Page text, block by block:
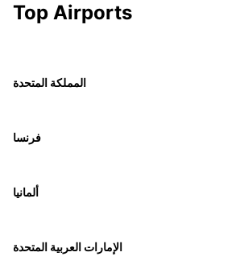
Top Airports
المملكة المتحدة
فرنسا
ألمانيا
الإمارات العربية المتحدة